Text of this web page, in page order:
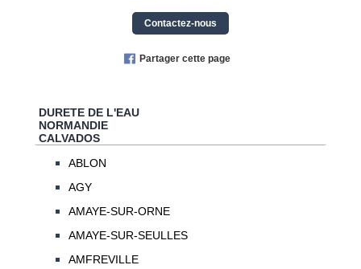
Contactez-nous
Partager cette page
DURETE DE L'EAU
NORMANDIE
CALVADOS
ABLON
AGY
AMAYE-SUR-ORNE
AMAYE-SUR-SEULLES
AMFREVILLE